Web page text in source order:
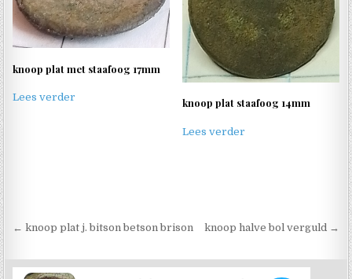
knoop plat met staafoog 17mm
Lees verder knoop plat staafoog 14mm
Lees verder
Berichtnavigatie
← knoop plat j. bitson betson brison knoop halve bol verguld →